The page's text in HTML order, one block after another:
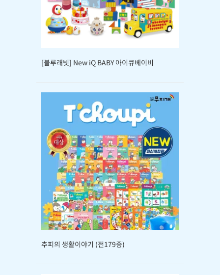
[블루래빗] New iQ BABY 아이큐베이비
추피의 생활이야기 (전179종)